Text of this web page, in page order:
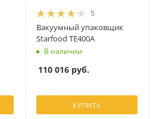
5
Вакуумный упаковщик
Starfood TE400A
В наличии
110 016 руб.
КУПИТЬ